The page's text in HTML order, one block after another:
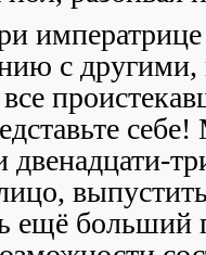
с
двенадцати-
ещё больший